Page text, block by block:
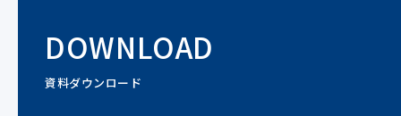
DOWNLOAD
資料ダウンロード